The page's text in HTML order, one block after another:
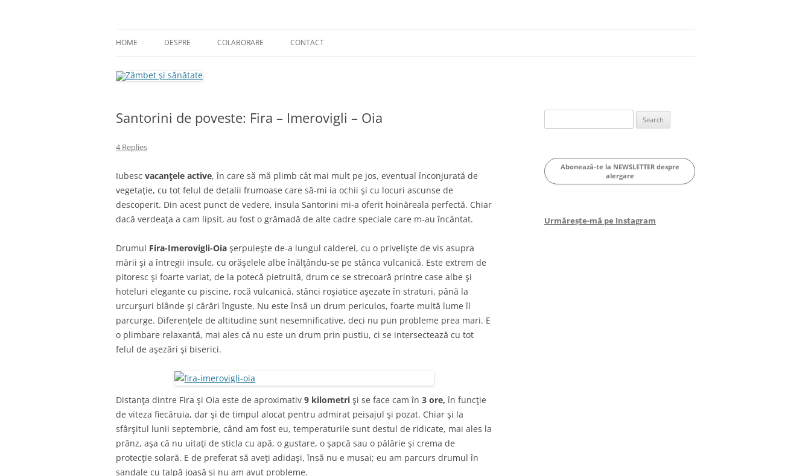
HOME DESPRE COLABORARE CONTACT
Santorini de poveste: Fira – Imerovigli – Oia
4 Replies
Iubesc vacanţele active, în care să mă plimb cât mai mult pe jos, eventual înconjurată de
vegetaţie, cu tot felul de detalii frumoase care să-mi ia ochii şi cu locuri ascunse de
descoperit. Din acest punct de vedere, insula Santorini mi-a oferit hoinăreala perfectă. Chiar
dacă verdeaţa a cam lipsit, au fost o grămadă de alte cadre speciale care m-au încântat.
Drumul Fira-Imerovigli-Oia şerpuieşte de-a lungul calderei, cu o privelişte de vis asupra
mării şi a întregii insule, cu orăşelele albe înălţându-se pe stânca vulcanică. Este extrem de
pitoresc şi foarte variat, de la potecă pietruită, drum ce se strecoară printre case albe şi
hoteluri elegante cu piscine, rocă vulcanică, stânci roşiatice aşezate în straturi, până la
urcurşuri blânde şi cărări înguste. Nu este însă un drum periculos, foarte multă lume îl
parcurge. Diferenţele de altitudine sunt nesemnificative, deci nu pun probleme prea mari. E
o plimbare relaxantă, mai ales că nu este un drum prin pustiu, ci se intersectează cu tot
felul de aşezări şi biserici.
Distanţa dintre Fira şi Oia este de aproximativ 9 kilometri şi se face cam în 3 ore, în funcţie
de viteza fiecăruia, dar şi de timpul alocat pentru admirat peisajul şi pozat. Chiar şi la
sfârşitul lunii septembrie, când am fost eu, temperaturile sunt destul de ridicate, mai ales la
prânz, aşa că nu uitaţi de sticla cu apă, o gustare, o şapcă sau o pălărie şi crema de
protecţie solară. E de preferat să aveţi adidaşi, însă nu e musai; eu am parcurs drumul în
sandale cu talpă joasă şi nu am avut probleme.
for:
Abonează-te la NEWSLETTER despre
alergare
Urmărește-mă pe Instagram